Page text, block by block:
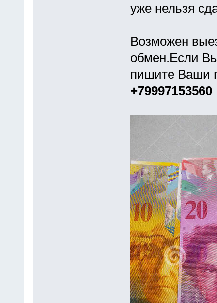
уже нельзя
Возможен
обмен.Если
пишите Ваши
+79997153560